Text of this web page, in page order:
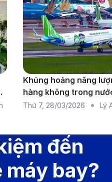
Vietnam Airlines là
thẳng từ Pleiku (PXU)
Sơn Nhất (TP.HCM).
Khủng hoảng năng
hàng không trong
chuyến bay do thiếu
Thứ 7, 28/03/2026 Lý
đến
bay?